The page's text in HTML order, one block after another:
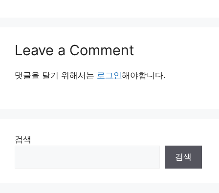
Leave a Comment
댓글을 달기 위해서는 로그인해야합니다.
검색
검색